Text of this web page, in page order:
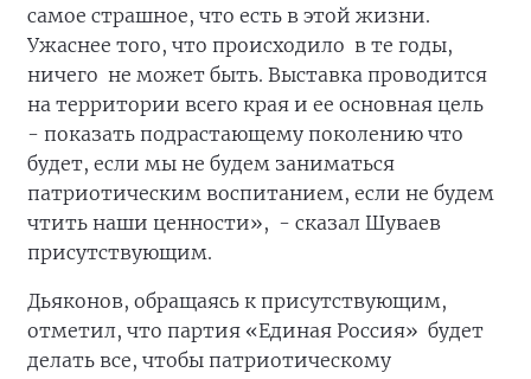
самое страшное, что есть в этой жизни.
Ужаснее того, что происходило в те годы,
ничего не может быть. Выставка проводится
на территории всего края и ее основная цель
- показать подрастающему поколению что
будет, если мы не будем заниматься
патриотическим воспитанием, если не будем
чтить наши ценности», - сказал Шуваев
присутствующим.
Дьяконов, обращаясь к присутствующим,
отметил, что партия «Единая Россия» будет
делать все, чтобы патриотическому